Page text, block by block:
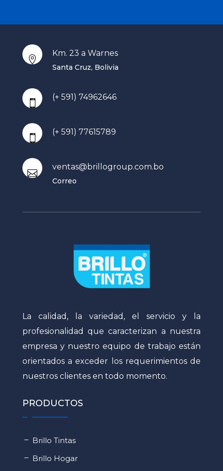

Km. 23 a Warnes
Santa Cruz, Bolivia

(+ 591) 74962646

(+ 591) 77615789

ventas@brillogroup.com.bo
Correo
La calidad, la variedad, el servicio y la
profesionalidad que caracterizan a nuestra
empresa y nuestro equipo de trabajo están
orientados a exceder los requerimientos de
nuestros clientes en todo momento.
PRODUCTOS
Brillo Tintas
Brillo Hogar